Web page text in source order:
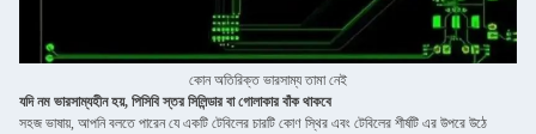
কোন অতিরিক্ত ভারসাম্য তামা নেই
যদি নম ভারসাম্যহীন হয়, পিসিবি স্তর সিলিন্ডার বা গোলাকার বাঁক থাকবে
সহজ ভাষায়, আপনি বলতে পারেন যে একটি টেবিলের চারটি কোণ স্থির এবং টেবিলের শীর্ষটি এর উপরে উঠে